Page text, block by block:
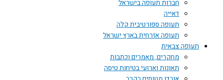
חברות תעופה בישראל
דאייה
תעופה ספורטיבית קלה
תעופה אזרחית בארץ ישראל
תעופה צבאית
מחקרים, מאמרים וכתבות
תאונות וארועי בטיחות טיסה